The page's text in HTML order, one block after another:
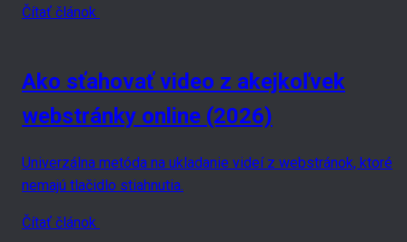
Čítať článok
Ako sťahovať video z akejkoľvek
webstránky online (2026)
Univerzálna metóda na ukladanie videí z webstránok, ktoré
nemajú tlačidlo stiahnutia.
Čítať článok